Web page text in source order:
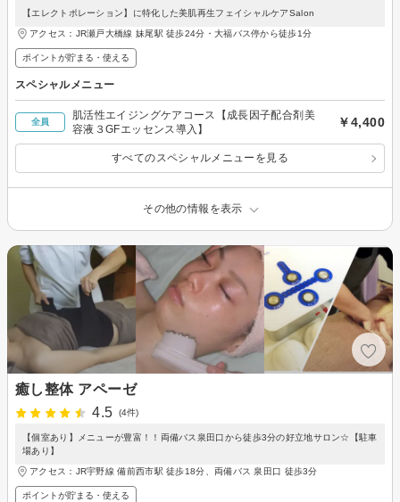
【エレクトポレーション】に特化した美肌再生フェイシャルケアSalon
アクセス：JR瀬戸大橋線 妹尾駅 徒歩24分・大福バス停から徒歩1分
ポイントが貯まる・使える
スペシャルメニュー
全員
肌活性エイジングケアコース【成長因子配合剤美
容液３GFエッセンス導入】
￥4,400
すべてのスペシャルメニューを見る
その他の情報を表示
癒し整体 アペーゼ
4.5
(4件)
【個室あり】メニューが豊富！！両備バス泉田口から徒歩3分の好立地サロン☆【駐車
場あり】
アクセス：JR宇野線 備前西市駅 徒歩18分、両備バス 泉田口 徒歩3分
ポイントが貯まる・使える